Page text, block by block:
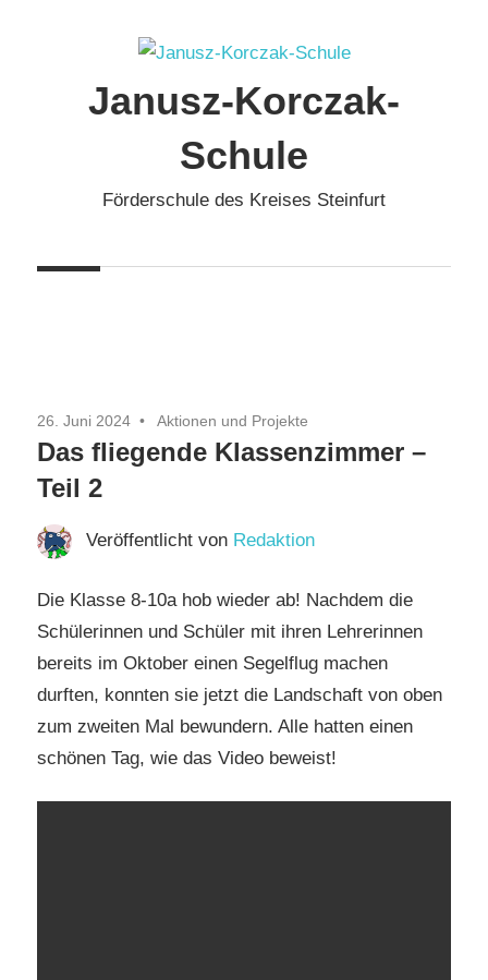
Janusz-Korczak-
Schule
Förderschule des Kreises Steinfurt
26. Juni 2024 Aktionen und Projekte
Das fliegende Klassenzimmer –
Teil 2
Veröffentlicht von Redaktion
Die Klasse 8-10a hob wieder ab! Nachdem die
Schülerinnen und Schüler mit ihren Lehrerinnen
bereits im Oktober einen Segelflug machen
durften, konnten sie jetzt die Landschaft von oben
zum zweiten Mal bewundern. Alle hatten einen
schönen Tag, wie das Video beweist!